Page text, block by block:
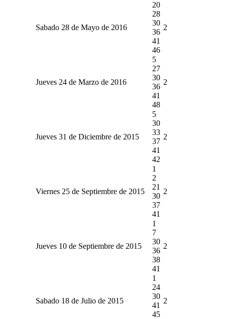
Sabado 28 de Mayo de 2016
20
28
30
36
41
46
2
Jueves 24 de Marzo de 2016
5
27
30
36
41
48
2
Jueves 31 de Diciembre de 2015
5
30
33
37
41
42
2
Viernes 25 de Septiembre de 2015
1
2
21
30
37
41
2
Jueves 10 de Septiembre de 2015
1
7
30
36
38
41
2
Sabado 18 de Julio de 2015
1
24
30
41
45
2